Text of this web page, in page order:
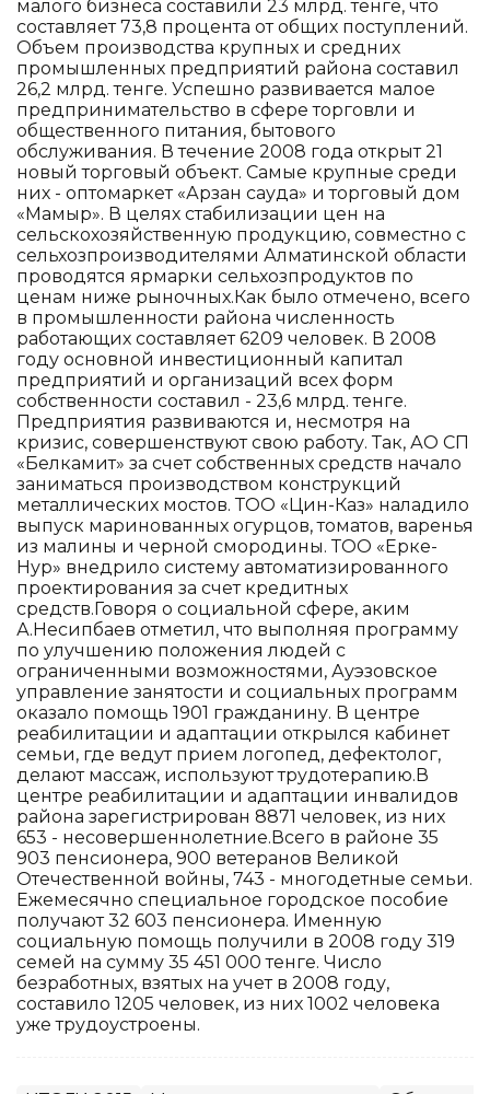
малого бизнеса составили 23 млрд. тенге, что
составляет 73,8 процента от общих поступлений.
Объем производства крупных и средних
промышленных предприятий района составил
26,2 млрд. тенге. Успешно развивается малое
предпринимательство в сфере торговли и
общественного питания, бытового
обслуживания. В течение 2008 года открыт 21
новый торговый объект. Самые крупные среди
них - оптомаркет «Арзан сауда» и торговый дом
«Мамыр». В целях стабилизации цен на
сельскохозяйственную продукцию, совместно с
сельхозпроизводителями Алматинской области
проводятся ярмарки сельхозпродуктов по
ценам ниже рыночных.Как было отмечено, всего
в промышленности района численность
работающих составляет 6209 человек. В 2008
году основной инвестиционный капитал
предприятий и организаций всех форм
собственности составил - 23,6 млрд. тенге.
Предприятия развиваются и, несмотря на
кризис, совершенствуют свою работу. Так, АО СП
«Белкамит» за счет собственных средств начало
заниматься производством конструкций
металлических мостов. ТОО «Цин-Каз» наладило
выпуск маринованных огурцов, томатов, варенья
из малины и черной смородины. ТОО «Ерке-
Нур» внедрило систему автоматизированного
проектирования за счет кредитных
средств.Говоря о социальной сфере, аким
А.Несипбаев отметил, что выполняя программу
по улучшению положения людей с
ограниченными возможностями, Ауэзовское
управление занятости и социальных программ
оказало помощь 1901 гражданину. В центре
реабилитации и адаптации открылся кабинет
семьи, где ведут прием логопед, дефектолог,
делают массаж, используют трудотерапию.В
центре реабилитации и адаптации инвалидов
района зарегистрирован 8871 человек, из них
653 - несовершеннолетние.Всего в районе 35
903 пенсионера, 900 ветеранов Великой
Отечественной войны, 743 - многодетные семьи.
Ежемесячно специальное городское пособие
получают 32 603 пенсионера. Именную
социальную помощь получили в 2008 году 319
семей на сумму 35 451 000 тенге. Число
безработных, взятых на учет в 2008 году,
составило 1205 человек, из них 1002 человека
уже трудоустроены.